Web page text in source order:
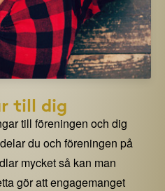
till dig
till föreningen och dig
du och föreningen på
mycket så kan man
gör att engagemanget